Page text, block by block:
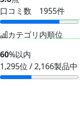
口コミ数 1955件
カテゴリ内順位
60%以内
1,295位 / 2,166製品中